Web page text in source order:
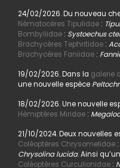
24/02/2026. Du nouveau
Nématocères Tipulidae:
Bombyliidae: Systoechus
Brachycères Tephritidae:
Brachycères Faniidae:
19/02/2026. Dans la galerie
une nouvelle espèce
18/02/2026. Une nouvelle
Hémiptères Miridae:
21/10/2024. Deux nouvelles
Coléoptères Chrysomelidae:
Chrysolina lucida. Ainsi
Coléoptères Curculionidae :